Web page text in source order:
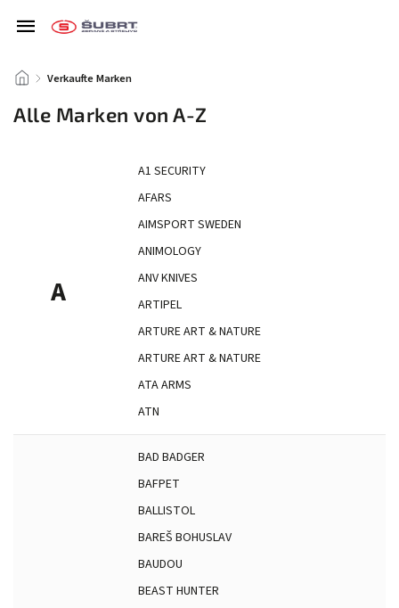
/ Verkaufte Marken
Alle Marken von A-Z
A
A1 SECURITY
AFARS
AIMSPORT SWEDEN
ANIMOLOGY
ANV KNIVES
ARTIPEL
ARTURE ART & NATURE
ARTURE ART & NATURE
ATA ARMS
ATN
BAD BADGER
BAFPET
BALLISTOL
BAREŠ BOHUSLAV
BAUDOU
BEAST HUNTER